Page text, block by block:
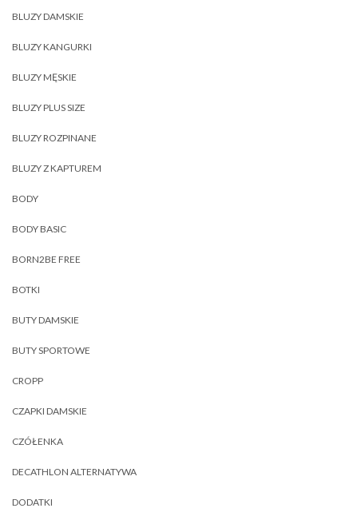
BLUZY DAMSKIE
BLUZY KANGURKI
BLUZY MĘSKIE
BLUZY PLUS SIZE
BLUZY ROZPINANE
BLUZY Z KAPTUREM
BODY
BODY BASIC
BORN2BE FREE
BOTKI
BUTY DAMSKIE
BUTY SPORTOWE
CROPP
CZAPKI DAMSKIE
CZÓŁENKA
DECATHLON ALTERNATYWA
DODATKI